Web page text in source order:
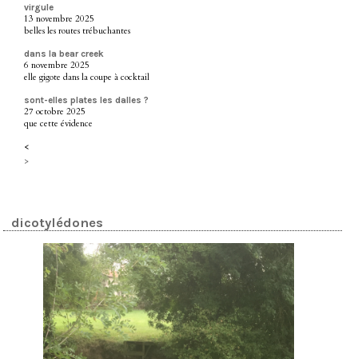
virgule
13 novembre 2025
belles les routes trébuchantes
dans la bear creek
6 novembre 2025
elle gigote dans la coupe à cocktail
sont-elles plates les dalles ?
27 octobre 2025
que cette évidence
<
>
dicotylédones